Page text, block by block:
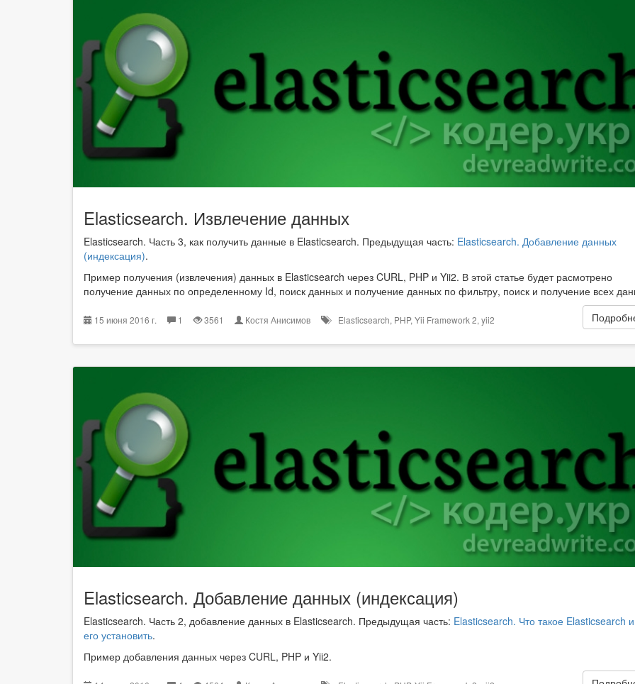
Elasticsearch. Извлечение данных
Elasticsearch. Часть 3, как получить данные в Elasticsearch. Предыдущая часть: Elasticsearch. Добавление данных
(индексация).
Пример получения (извлечения) данных в Elasticsearch через CURL, PHP и Yii2. В этой статье будет расмотрено
получение данных по определенному Id, поиск данных и получение данных по фильтру, поиск и получение всех
15 июня 2016 г. 1 3561 Костя Анисимов Elasticsearch, PHP, Yii Framework 2, yii2
Elasticsearch. Добавление данных (индексация)
Elasticsearch. Часть 2, добавление данных в Elasticsearch. Предыдущая часть: Elasticsearch. Что такое Elasticsearch и
его установить.
Пример добавления данных через CURL, PHP и Yii2.